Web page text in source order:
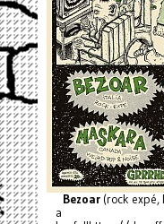
Bezoar(rock expé,
a